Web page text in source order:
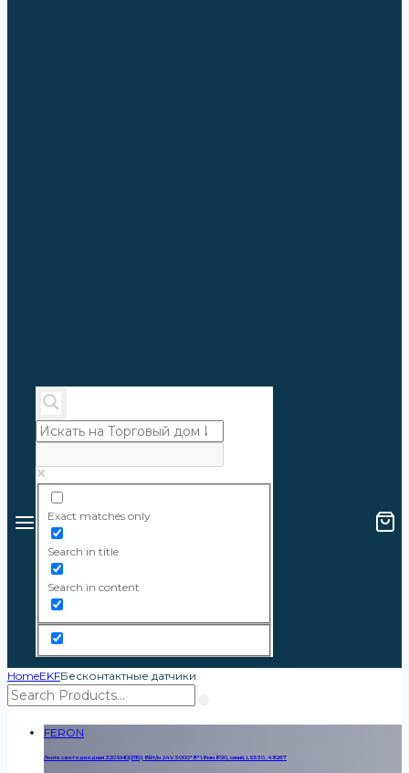
Exact matches only
Search in title
Search in content
HomeEKFБесконтактные датчики
FERON
Лента светодиодная 320SMD(2110) 8Вт/м 24V 5000*8*1.8мм IP20, синий, LS530, 48267